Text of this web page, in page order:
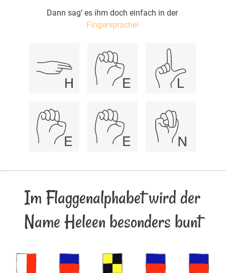
Dann sag‘ es ihm doch einfach in der
Fingersprache!
Im Flaggenalphabet wird der
Name Heleen besonders bunt